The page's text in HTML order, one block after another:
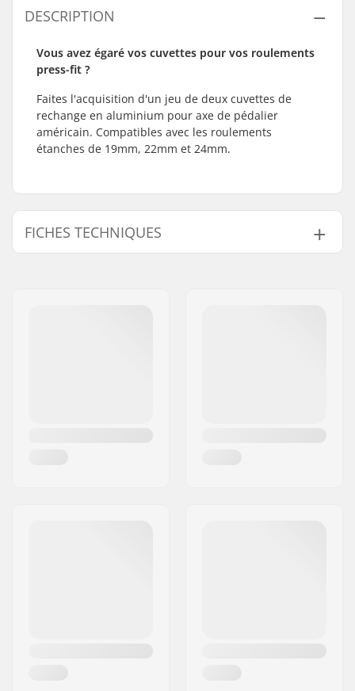
DESCRIPTION
Vous avez égaré vos cuvettes pour vos roulements
press-fit ?
Faites l'acquisition d'un jeu de deux cuvettes de
rechange en aluminium pour axe de pédalier
américain. Compatibles avec les roulements
étanches de 19mm, 22mm et 24mm.
FICHES TECHNIQUES